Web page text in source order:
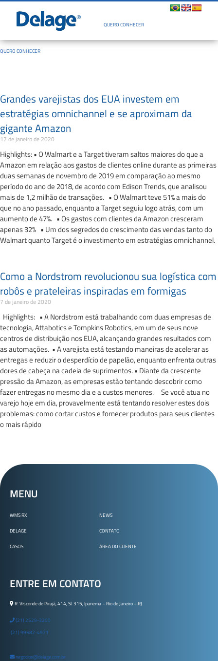
QUERO CONHECER
QUERO CONHECER
Grandes varejistas dos EUA investem em
estratégias omnichannel e se aproximam da
gigante Amazon
17 de janeiro de 2020
Highlights: • O Walmart e a Target tiveram saltos maiores do que a
Amazon em relação aos gastos de clientes online durante as primeiras
duas semanas de novembro de 2019 em comparação ao mesmo
período do ano de 2018, de acordo com Edison Trends, que analisou
mais de 1,2 milhão de transações. • O Walmart teve 51% a mais do
que no ano passado, enquanto a Target seguiu logo atrás, com um
aumento de 47%. • Os gastos com clientes da Amazon cresceram
apenas 32% • Um dos segredos do crescimento das vendas tanto do
Walmart quanto Target é o investimento em estratégias omnichannel.
Como a Nordstrom revolucionou sua logística com
robôs e prateleiras inspiradas em formigas
7 de janeiro de 2020
Highlights: • A Nordstrom está trabalhando com duas empresas de
tecnologia, Attabotics e Tompkins Robotics, em um de seus nove
centros de distribuição nos EUA, alcançando grandes resultados com
as automações. • A varejista está testando maneiras de acelerar as
entregas e reduzir o desperdício de papelão, enquanto enfrenta outras
dores de cabeça na cadeia de suprimentos. • Diante da crescente
pressão da Amazon, as empresas estão tentando descobrir como
fazer entregas no mesmo dia e a custos menores. Se você atua no
varejo hoje em dia, provavelmente está tentando resolver estes dois
problemas: como cortar custos e fornecer produtos para seus clientes
o mais rápido
MENU
WMS RX
DELAGE
CASOS
NEWS
CONTATO
ÁREA DO CLIENTE
ENTRE EM CONTATO
R. Visconde de Pirajá, 414, Sl. 315, Ipanema – Rio de Janeiro – RJ
(21) 2529-3200
(21) 99582-4971
negocios@delage.com.br